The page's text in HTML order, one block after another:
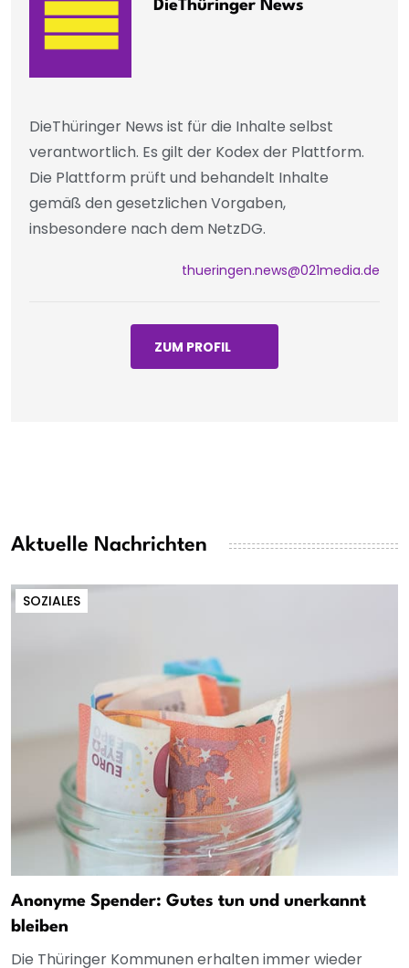
DieThüringer News
DieThüringer News ist für die Inhalte selbst
verantwortlich. Es gilt der Kodex der Plattform.
Die Plattform prüft und behandelt Inhalte
gemäß den gesetzlichen Vorgaben,
insbesondere nach dem NetzDG.
thueringen.news@021media.de
ZUM PROFIL
Aktuelle Nachrichten
SOZIALES
Anonyme Spender: Gutes tun und unerkannt
bleiben
Die Thüringer Kommunen erhalten immer wieder